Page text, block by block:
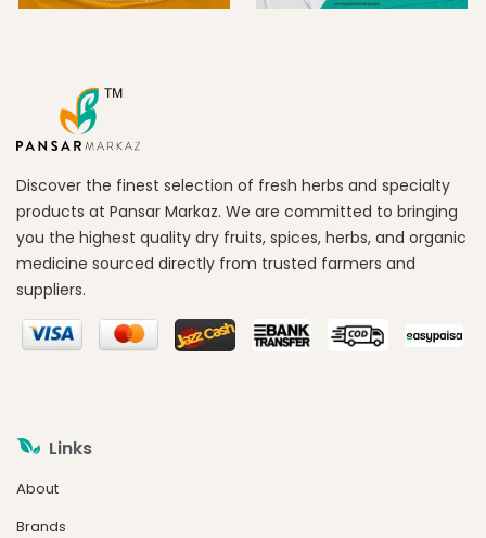
Discover the finest selection of fresh herbs and specialty
products at Pansar Markaz. We are committed to bringing
you the highest quality dry fruits, spices, herbs, and organic
medicine sourced directly from trusted farmers and
suppliers.
Links
About
Brands